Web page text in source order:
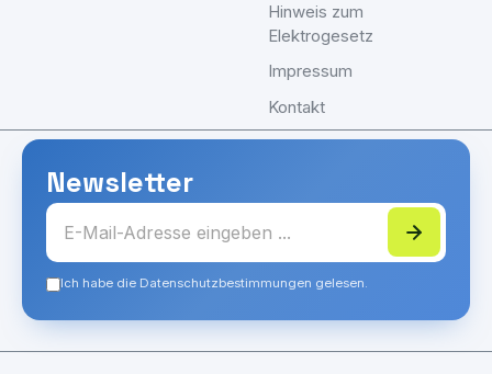
Hinweis zum
Elektrogesetz
Impressum
Kontakt
Newsletter
Ich habe die Datenschutzbestimmungen gelesen.